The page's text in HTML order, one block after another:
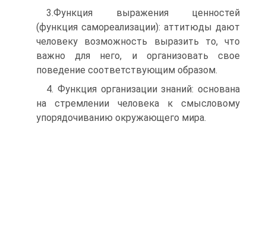
3.Функция выражения ценностей
(функция самореализации): аттитюды дают
человеку возможность выразить то, что
важно для него, и организовать свое
поведение соответствующим образом.
4. Функция организации знаний: основана
на стремлении человека к смысловому
упорядочиванию окружающего мира.